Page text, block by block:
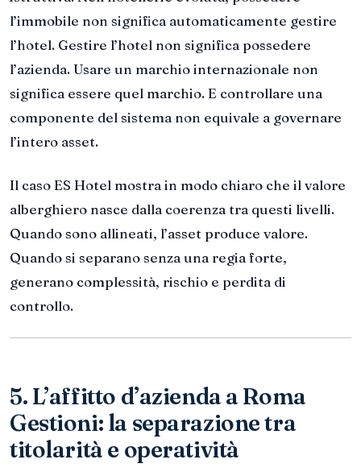
l’immobile non significa automaticamente gestire
l’hotel. Gestire l’hotel non significa possedere
l’azienda. Usare un marchio internazionale non
significa essere quel marchio. E controllare una
componente del sistema non equivale a governare
l’intero asset.
Il caso ES Hotel mostra in modo chiaro che il valore
alberghiero nasce dalla coerenza tra questi livelli.
Quando sono allineati, l’asset produce valore.
Quando si separano senza una regia forte,
generano complessità, rischio e perdita di
controllo.
5. L’affitto d’azienda a Roma
Gestioni: la separazione tra
titolarità e operatività